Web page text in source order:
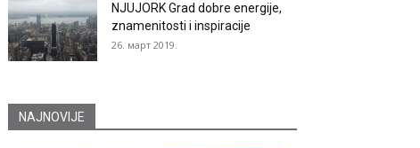
NJUJORK Grad dobre energije,
znamenitosti i inspiracije
26. март 2019.
NAJNOVIJE